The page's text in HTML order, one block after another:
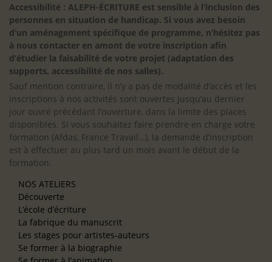
Accessibilité : ALEPH-ÉCRITURE est sensible à l’inclusion des
personnes en situation de handicap. Si vous avez besoin
d’un aménagement spécifique de programme, n’hésitez pas
à nous contacter en amont de votre inscription afin
d’étudier la faisabilité de votre projet (adaptation des
supports, accessibilité de nos salles).
Sauf mention contraire, il n’y a pas de modalité d’accès et les
inscriptions à nos activités sont ouvertes jusqu’au dernier
jour ouvré précédant l’ouverture, dans la limite des places
disponibles. Si vous souhaitez faire prendre en charge votre
formation (Afdas, France Travail…), la demande d’inscription
est à effectuer au plus tard un mois avant le début de la
formation.
NOS ATELIERS
Découverte
L’école d’écriture
La fabrique du manuscrit
Les stages pour artistes-auteurs
Se former à la biographie